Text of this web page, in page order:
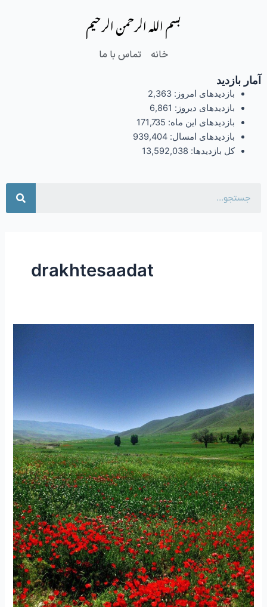
بسم الله الرحمن الرحیم
خانه تماس با ما
آمار بازدید
بازدیدهای امروز: 2,363
بازدیدهای دیروز: 6,861
بازدیدهای این ماه: 171,735
بازدیدهای امسال: 939,404
کل بازدیدها: 13,592,038
drakhtesaadat
۷۵
”
عشق
Love”